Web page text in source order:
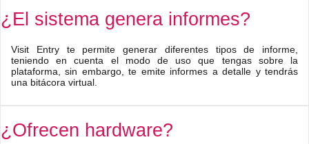
¿El sistema genera informes?
Visit Entry te permite generar diferentes tipos de informe,
teniendo en cuenta el modo de uso que tengas sobre la
plataforma, sin embargo, te emite informes a detalle y tendrás
una bitácora virtual.
¿Ofrecen hardware?